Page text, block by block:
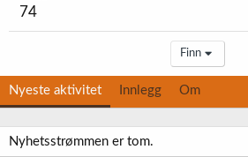
74
Finn
Nyeste aktivitet Innlegg Om
Nyhetsstrømmen er tom.